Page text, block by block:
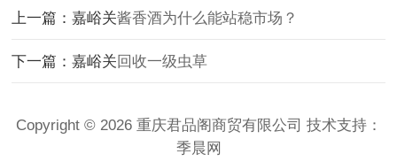
上一篇：嘉峪关酱香酒为什么能站稳市场？
下一篇：嘉峪关回收一级虫草
Copyright © 2026 重庆君品阁商贸有限公司 技术支持：
季晨网